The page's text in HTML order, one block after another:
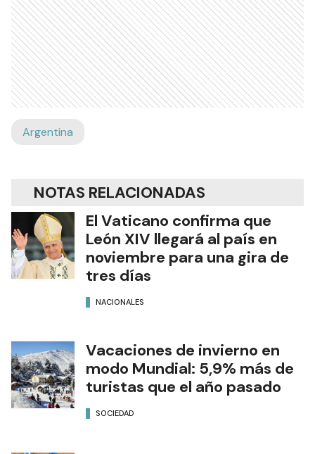
Argentina
NOTAS RELACIONADAS
El Vaticano confirma que
León XIV llegará al país en
noviembre para una gira de
tres días
NACIONALES
Vacaciones de invierno en
modo Mundial: 5,9% más de
turistas que el año pasado
SOCIEDAD